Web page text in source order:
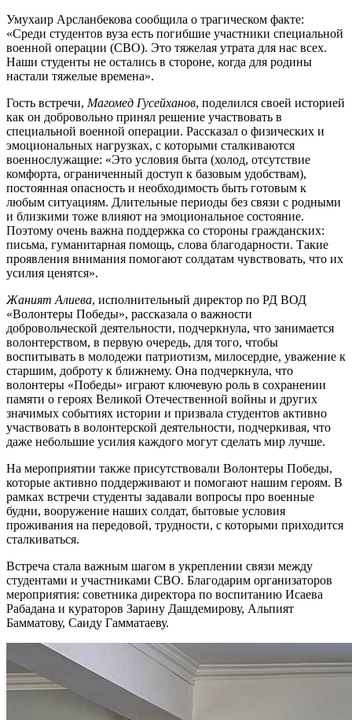
Умухаир Арсланбекова сообщила о трагическом факте:
«Среди студентов вуза есть погибшие участники специальной
военной операции (СВО). Это тяжелая утрата для нас всех.
Наши студенты не остались в стороне, когда для родины
настали тяжелые времена».
Гость встречи, Магомед Гусейханов, поделился своей историей
как он добровольно принял решение участвовать в
специальной военной операции. Рассказал о физических и
эмоциональных нагрузках, с которыми сталкиваются
военнослужащие: «Это условия быта (холод, отсутствие
комфорта, ограниченный доступ к базовым удобствам),
постоянная опасность и необходимость быть готовым к
любым ситуациям. Длительные периоды без связи с родными
и близкими тоже влияют на эмоциональное состояние.
Поэтому очень важна поддержка со стороны гражданских:
письма, гуманитарная помощь, слова благодарности. Такие
проявления внимания помогают солдатам чувствовать, что их
усилия ценятся».
Жаният Алиева, исполнительный директор по РД ВОД
«Волонтеры Победы», рассказала о важности
добровольческой деятельности, подчеркнула, что занимается
волонтерством, в первую очередь, для того, чтобы
воспитывать в молодежи патриотизм, милосердие, уважение к
старшим, доброту к ближнему. Она подчеркнула, что
волонтеры «Победы» играют ключевую роль в сохранении
памяти о героях Великой Отечественной войны и других
значимых событиях истории и призвала студентов активно
участвовать в волонтерской деятельности, подчеркивая, что
даже небольшие усилия каждого могут сделать мир лучше.
На мероприятии также присутствовали Волонтеры Победы,
которые активно поддерживают и помогают нашим героям. В
рамках встречи студенты задавали вопросы про военные
будни, вооружение наших солдат, бытовые условия
проживания на передовой, трудности, с которыми приходится
сталкиваться.
Встреча стала важным шагом в укреплении связи между
студентами и участниками СВО. Благодарим организаторов
мероприятия: советника директора по воспитанию Исаева
Рабадана и кураторов Зарину Дашдемирову, Альпият
Бамматову, Саиду Гамматаеву.